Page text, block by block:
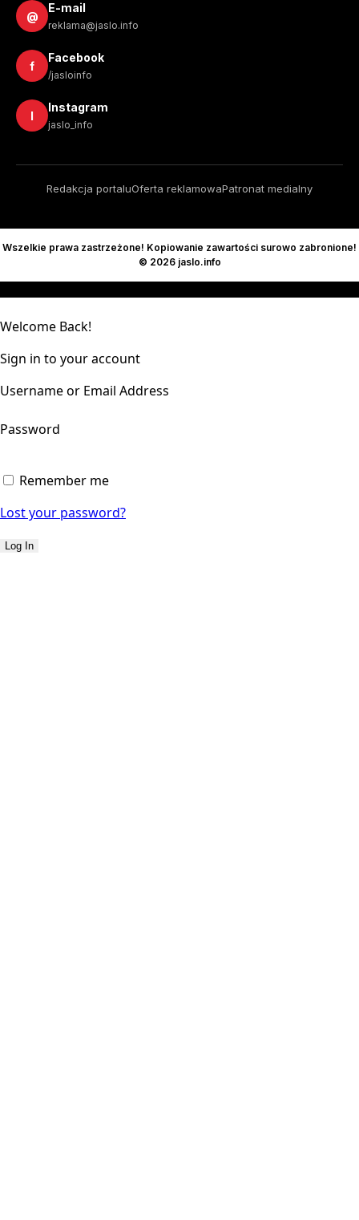
@
E-mail
reklama@jaslo.info
f
Facebook
/jasloinfo
I
Instagram
jaslo_info
Redakcja portaluOferta reklamowaPatronat medialny
Wszelkie prawa zastrzeżone! Kopiowanie zawartości surowo zabronione!
© 2026 jaslo.info
Welcome Back!
Sign in to your account
Username or Email Address
Password
Remember me
Lost your password?